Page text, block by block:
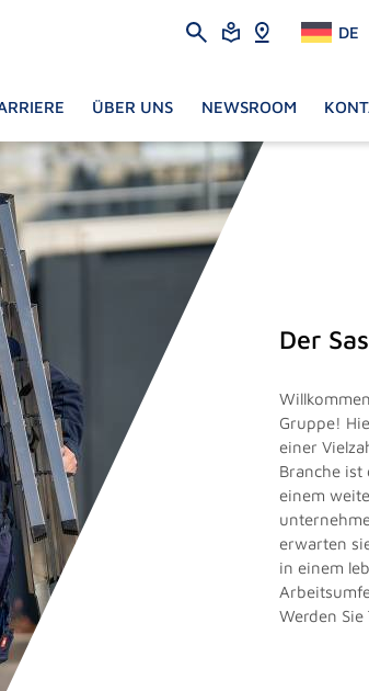
DE
ÜBER UNS NEWSROOM
Der
Gruppe!
einer
Branche ist
einem
erwarten
in einem
Werden Sie